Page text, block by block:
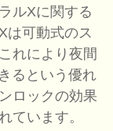
ルXに関する
は可動式のス
れにより夜間
るという優れ
ロックの効果
ています。